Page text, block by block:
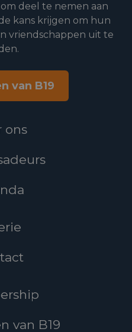
deel te nemen aan
kans krijgen om hun
vriendschappen uit te
van B19
ons
van B19